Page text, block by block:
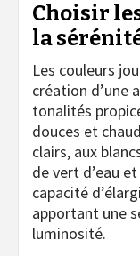
Choisir
la
Les couleurs
création d’une
tonalités
douces et
clairs, aux
de vert d’eau
capacité
apportant une
luminosité.